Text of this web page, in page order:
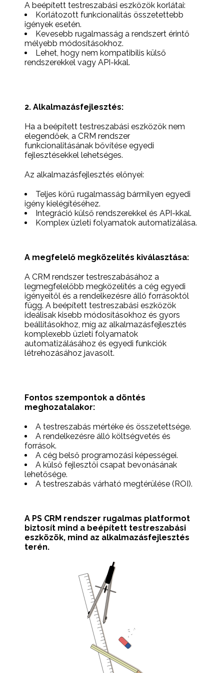
A beépített testreszabási eszközök korlátai:
Korlátozott funkcionalitás összetettebb
igények esetén.
Kevesebb rugalmasság a rendszert érintő
mélyebb módosításokhoz.
Lehet, hogy nem kompatibilis külső
rendszerekkel vagy API-kkal.
2. Alkalmazásfejlesztés:
Ha a beépített testreszabási eszközök nem
elegendőek, a CRM rendszer
funkcionalitásának bővítése egyedi
fejlesztésekkel lehetséges.
Az alkalmazásfejlesztés előnyei:
Teljes körű rugalmasság bármilyen egyedi
igény kielégítéséhez.
Integráció külső rendszerekkel és API-kkal.
Komplex üzleti folyamatok automatizálása.
A megfelelő megközelítés kiválasztása:
A CRM rendszer testreszabásához a
legmegfelelőbb megközelítés a cég egyedi
igényeitől és a rendelkezésre álló forrásoktól
függ. A beépített testreszabási eszközök
ideálisak kisebb módosításokhoz és gyors
beállításokhoz, míg az alkalmazásfejlesztés
komplexebb üzleti folyamatok
automatizálásához és egyedi funkciók
létrehozásához javasolt.
Fontos szempontok a döntés
meghozatalakor:
A testreszabás mértéke és összetettsége.
A rendelkezésre álló költségvetés és
források.
A cég belső programozási képességei.
A külső fejlesztői csapat bevonásának
lehetősége.
A testreszabás várható megtérülése (ROI).
A PS CRM rendszer rugalmas platformot
biztosít mind a beépített testreszabási
eszközök, mind az alkalmazásfejlesztés
terén.